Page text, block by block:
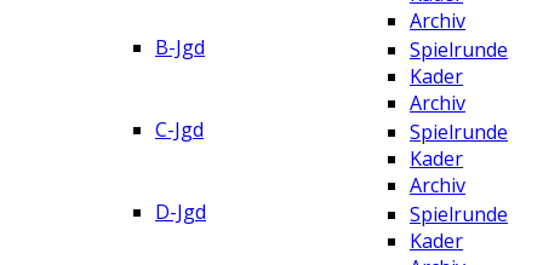
Archiv
B-Jgd
Spielrunde
Kader
Archiv
C-Jgd
Spielrunde
Kader
Archiv
D-Jgd
Spielrunde
Kader